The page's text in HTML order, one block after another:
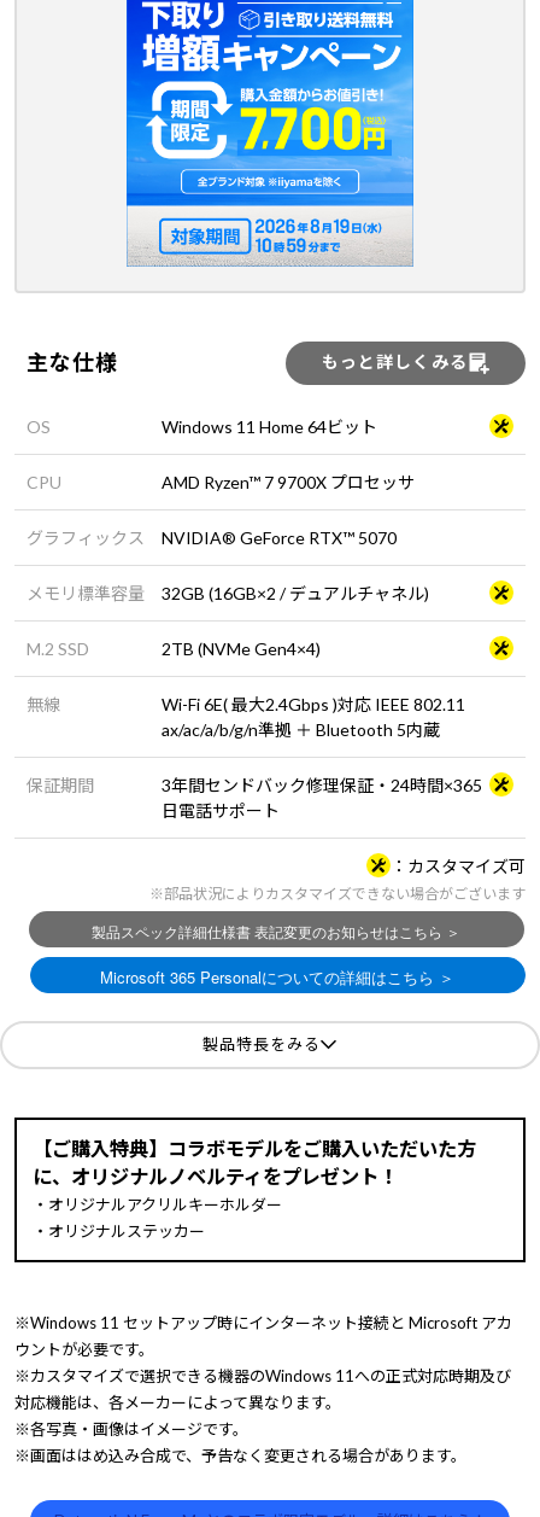
主な仕様 もっと詳しくみる
OS Windows 11 Home 64ビット
CPU AMD Ryzen™ 7 9700X プロセッサ
グラフィックス NVIDIA® GeForce RTX™ 5070
メモリ標準容量 32GB (16GB×2 / デュアルチャネル)
M.2 SSD 2TB (NVMe Gen4×4)
無線
Wi-Fi 6E( 最大2.4Gbps )対応 IEEE 802.11
ax/ac/a/b/g/n準拠 ＋ Bluetooth 5内蔵
保証期間
3年間センドバック修理保証・24時間×365
日電話サポート
カスタマイズ可
※部品状況によりカスタマイズできない場合がございます
製品特長をみる
【ご購入特典】コラボモデルをご購入いただいた方
に、オリジナルノベルティをプレゼント！
・オリジナルアクリルキーホルダー
・オリジナルステッカー
※Windows 11 セットアップ時にインターネット接続と Microsoft アカ
ウントが必要です。
※カスタマイズで選択できる機器のWindows 11への正式対応時期及び
対応機能は、各メーカーによって異なります。
※各写真・画像はイメージです。
※画面ははめ込み合成で、予告なく変更される場合があります。